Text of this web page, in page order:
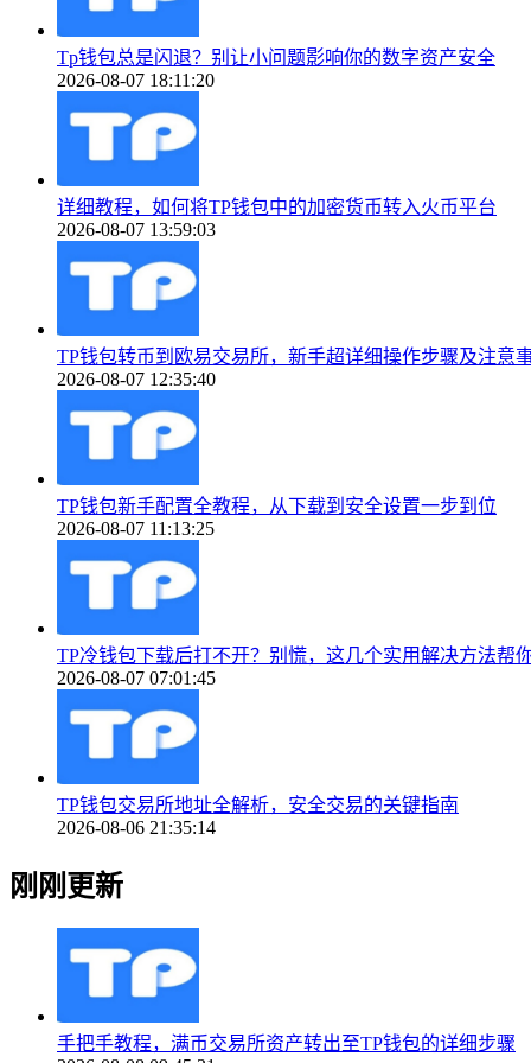
Tp钱包总是闪退？别让小问题影响你的数字资产安全
2026-08-07 18:11:20
详细教程，如何将TP钱包中的加密货币转入火币平台
2026-08-07 13:59:03
TP钱包转币到欧易交易所，新手超详细操作步骤及注意
2026-08-07 12:35:40
TP钱包新手配置全教程，从下载到安全设置一步到位
2026-08-07 11:13:25
TP冷钱包下载后打不开？别慌，这几个实用解决方法帮
2026-08-07 07:01:45
TP钱包交易所地址全解析，安全交易的关键指南
2026-08-06 21:35:14
刚刚更新
手把手教程，满币交易所资产转出至TP钱包的详细步骤